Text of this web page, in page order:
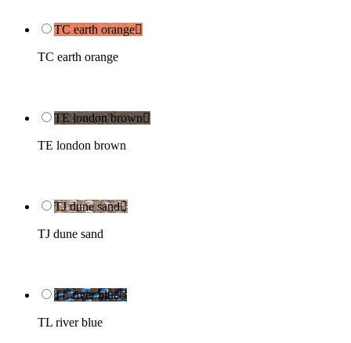
TC earth orange
TC earth orange
TE london brown
TE london brown
TJ dune sand
TJ dune sand
TL river blue
TL river blue